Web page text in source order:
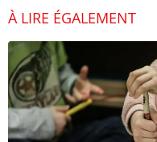
À LIRE ÉGALEMENT